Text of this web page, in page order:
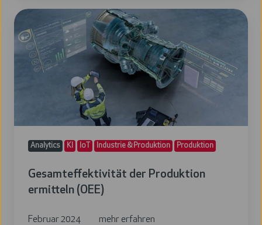
Gesamteffektivität
der
Produktion
ermitteln
Analytics KI IoT Industrie & Produktion Produktion
Gesamteffektivität der Produktion
ermitteln (OEE)
Februar 2024 mehr erfahren